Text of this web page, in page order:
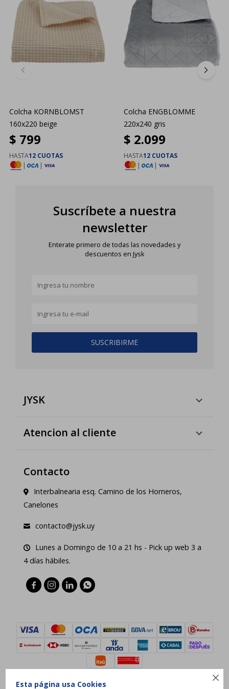

Esta página usa Cookies
Colcha KORNBLOMST
160x220 beige
$ 799
HASTA12 CUOTAS
|
|
Colcha ENGBLOMME
220x240 gris
$ 2.099
HASTA12 CUOTAS
|
|
Suscríbete a nuestra
newsletter
Enterate primero de todas las novedades y
descuentos en Jysk
SUSCRIBIRME
JYSK
Atencion al cliente
Contacto
Interbalnearia esq. Camino de los Horneros,
Canelones
contacto@jysk.uy
Lunes a Domingo de 10 a 21 hs - Pick up web 3 a
4 días hábiles.
   